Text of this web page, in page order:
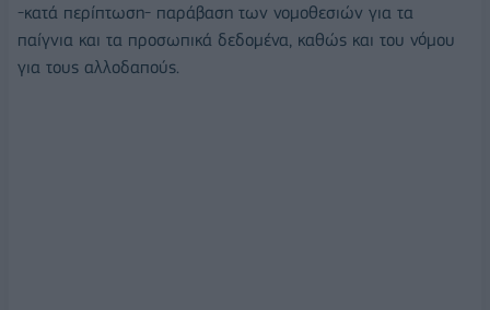
-κατά περίπτωση- παράβαση των νομοθεσιών για τα
παίγνια και τα προσωπικά δεδομένα, καθώς και του νόμου
για τους αλλοδαπούς.